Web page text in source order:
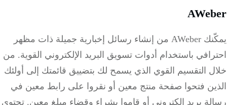
يمكّنك AWeber من إنشاء رسائل إخبارية جميلة ذات مظهر
باستخدام أدوات تسويق البريد الإلكتروني القوية.من
التقسيم القوي الذي يسمح لك بتضييق قائمتك إلى أولئك
فتحوا صفحة منتج معين أو نقروا على رابط معين في
بريد إلكتروني أو قاموا بشراء وقضاء مبلغ معين.تحتوي